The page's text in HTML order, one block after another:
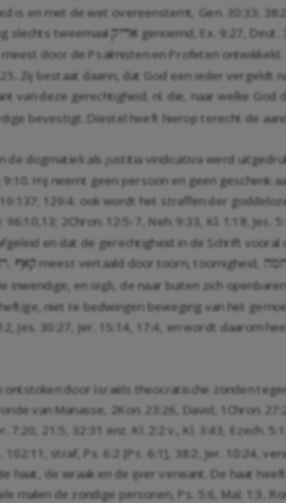
is en met de wet overeenstemt, Gen. 30:33
slechts tweemaal qyda genoemd,Ex. 9:27 Deut.
door de Psalmisten en Profeten
. Zij bestaat daarin, dat God een ieder vergeldt
van deze gerechtigheid, nl. die, naar welke
bevestigt. Diestel heeft hierop terecht de
de dogmatiek als justitia vindicativa werd
9:10 . Hij neemt geen persoon en geen geschenk
129:4 ; ook wordt het straffen der
96:10 13 2Chron. 12:5-7 Neh. 9:33 Kl. 1:18 Jes.
en dat de gerechtigheid in de Schrift
Paqmeest vertaald door toorn, toornigheid, hmx
inwendige, enorgh , de naar buiten zich
niet te bedwingen beweging van het
,Jes. 30:27 Jer. 15:14 17:4 , en wordt daarom
door Israëls theocratische zonden
van Manasse, 2Kon. 23:26 , David, 1Chron.
7:20 21:5 32:31 enz. Kl. 2:2 v.,Kl. 3:43 Ezech.
102:11 , straf, Ps. 6:2 [Ps. 6:1 ], 38:2 Jer. 10:24 ,
haat, de wraak en de ijver verwant. De haat
malen de zondige personen,Ps. 5:6 Mal. 1:3